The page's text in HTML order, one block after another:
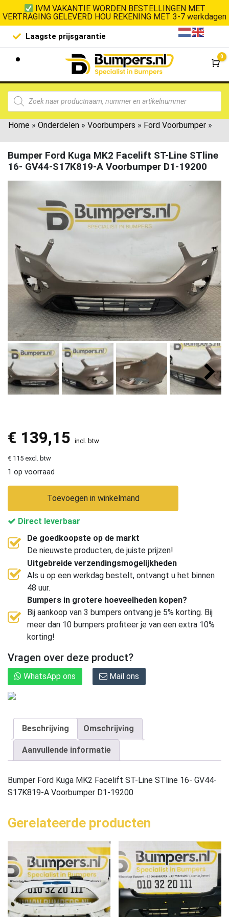
IVM VAKANTIE WORDEN BESTELLINGEN MET
VERTRAGING GELEVERD HOU REKENING MET 3-7 werkdagen
Laagste prijsgarantie De
0
Home » Onderdelen » Voorbumpers » Ford Voorbumper »
Bumper Ford Kuga MK2 Facelift ST-Line STline
16- GV44-S17K819-A Voorbumper D1-19200
€ 139,15 incl. btw
€ 115 excl. btw
1 op voorraad
Toevoegen in winkelmand
Direct leverbaar
De goedkoopste op de markt
De nieuwste producten, de juiste prijzen!
Uitgebreide verzendingsmogelijkheden
Als u op een werkdag bestelt, ontvangt u het binnen
48 uur.
Bumpers in grotere hoeveelheden kopen?
Bij aankoop van 3 bumpers ontvang je 5% korting. Bij
meer dan 10 bumpers profiteer je van een extra 10%
korting!
Vragen over deze product?
WhatsApp ons Mail ons
Beschrijving Omschrijving
Aanvullende informatie
Bumper Ford Kuga MK2 Facelift ST-Line STline 16- GV44-
S17K819-A Voorbumper D1-19200
Gerelateerde producten